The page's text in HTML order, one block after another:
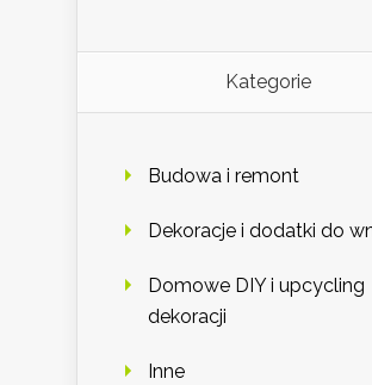
Kategorie
Budowa i remont
Dekoracje i dodatki do
Domowe DIY i upcycling
dekoracji
Inne